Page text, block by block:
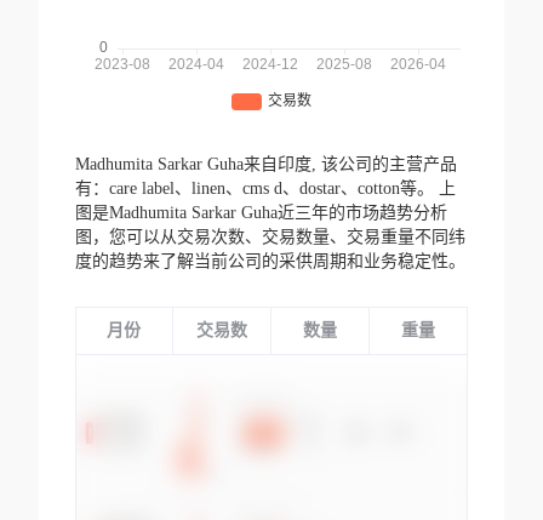
Madhumita Sarkar Guha来自印度, 该公司的主营产品
有：care label、linen、cms d、dostar、cotton等。
上
图是Madhumita Sarkar Guha近三年的市场趋势分析
图，您可以从交易次数、交易数量、交易重量不同纬
度的趋势来了解当前公司的采供周期和业务稳定性。
月份 交易数 数量 重量